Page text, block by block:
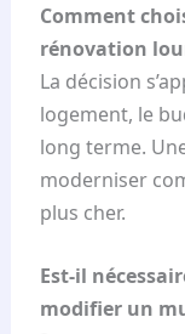
t
i
o
n
d
e
v
t
r
Comment
rénovation
La décision
logement, le
long terme.
moderniser
plus cher.
Est-il
modifier un